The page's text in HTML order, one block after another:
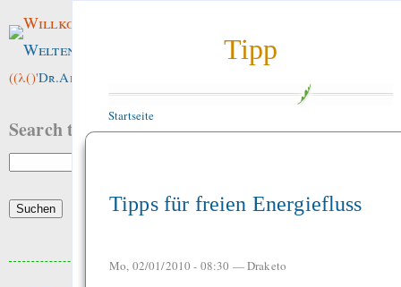
Tipp
Startseite
Tipps für freien Energiefluss
Mo, 02/01/2010 - 08:30 —Draketo
Willkommen im
Weltenwald
((λ()'Dr.ArneBab
Search this site: